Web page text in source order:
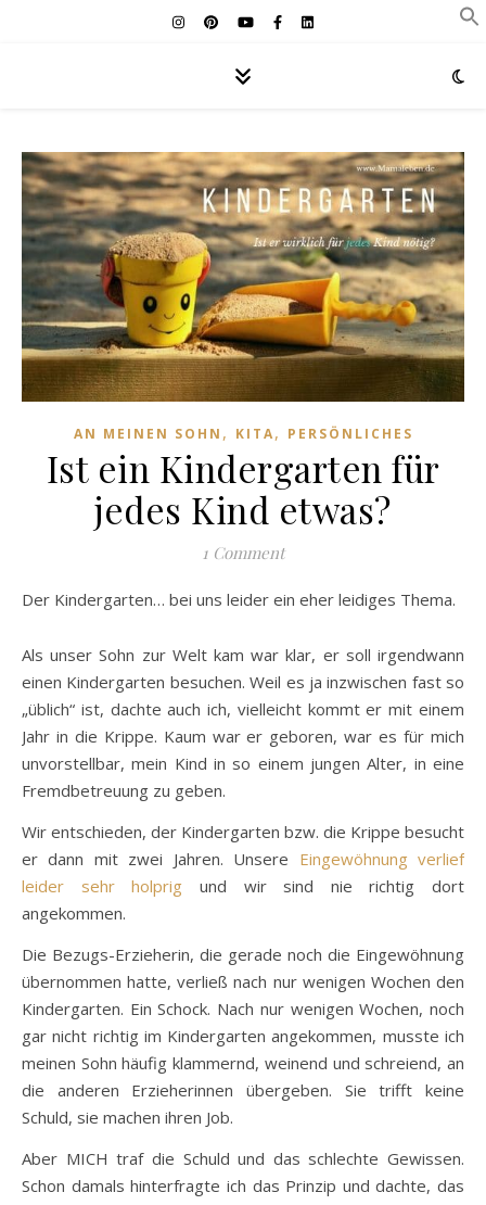
AN MEINEN SOHN , KITA, PERSÖNLICHES
Ist ein Kindergarten für
jedes Kind etwas?
1 Comment
Der Kindergarten… bei uns leider ein eher leidiges Thema.
Als unser Sohn zur Welt kam war klar, er soll irgendwann
einen Kindergarten besuchen. Weil es ja inzwischen fast so
„üblich“ ist, dachte auch ich, vielleicht kommt er mit einem
Jahr in die Krippe. Kaum war er geboren, war es für mich
unvorstellbar, mein Kind in so einem jungen Alter, in eine
Fremdbetreuung zu geben.
Wir entschieden, der Kindergarten bzw. die Krippe besucht
er dann mit zwei Jahren. Unsere Eingewöhnung verlief
leider sehr holprig und wir sind nie richtig dort
angekommen.
Die Bezugs-Erzieherin, die gerade noch die Eingewöhnung
übernommen hatte, verließ nach nur wenigen Wochen den
Kindergarten. Ein Schock. Nach nur wenigen Wochen, noch
gar nicht richtig im Kindergarten angekommen, musste ich
meinen Sohn häufig klammernd, weinend und schreiend, an
die anderen Erzieherinnen übergeben. Sie trifft keine
Schuld, sie machen ihren Job.
Aber MICH traf die Schuld und das schlechte Gewissen.
Schon damals hinterfragte ich das Prinzip und dachte, das